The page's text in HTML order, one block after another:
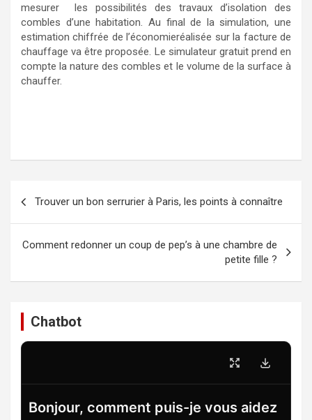
mesurer les possibilités des travaux d’isolation des
combles d’une habitation. Au final de la simulation, une
estimation chiffrée de l’économieréalisée sur la facture de
chauffage va être proposée. Le simulateur gratuit prend en
compte la nature des combles et le volume de la surface à
chauffer.
l’article
Trouver un bon serrurier à Paris, les points à connaître
Comment redonner un coup de pep’s à une chambre de
petite fille ?
Chatbot
Bonjour, comment puis-je vous aidez